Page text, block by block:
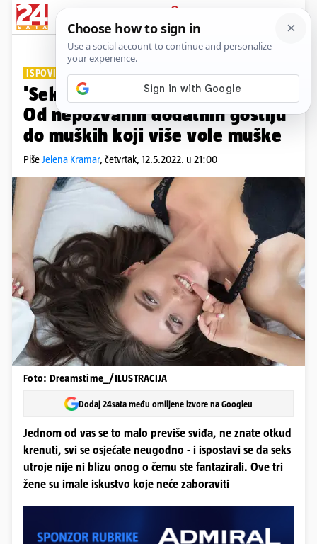
PRIJAVA
Lifestyle Komentari
ISPOVIJESTI TRI ŽENE
'Seks utroje uništio mi je život':
Od nepozvanih dodatnih gostiju
do muških koji više vole muške
PišeJelena Kramar, četvrtak, 12.5.2022. u 21:00
Foto: Dreamstime_/ILUSTRACIJA
Dodaj 24sata među omiljene izvore na Googleu
Jednom od vas se to malo previše sviđa, ne znate otkud
krenuti, svi se osjećate neugodno - i ispostavi se da seks
utroje nije ni blizu onog o čemu ste fantazirali. Ove tri
žene su imale iskustvo koje neće zaboraviti